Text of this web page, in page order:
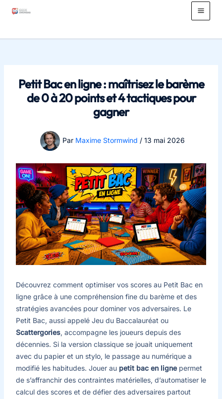
Main
Petit Bac en ligne : maîtrisez le barème
de 0 à 20 points et 4 tactiques pour
gagner
Par Maxime Stormwind / 13 mai 2026
Découvrez comment optimiser vos scores au Petit Bac en
ligne grâce à une compréhension fine du barème et des
stratégies avancées pour dominer vos adversaires. Le
Petit Bac, aussi appelé Jeu du Baccalauréat ou
Scattergories, accompagne les joueurs depuis des
décennies. Si la version classique se jouait uniquement
avec du papier et un stylo, le passage au numérique a
modifié les habitudes. Jouer au petit bac en lignepermet
de s’affranchir des contraintes matérielles, d’automatiser le
calcul des scores et de défier des adversaires partout